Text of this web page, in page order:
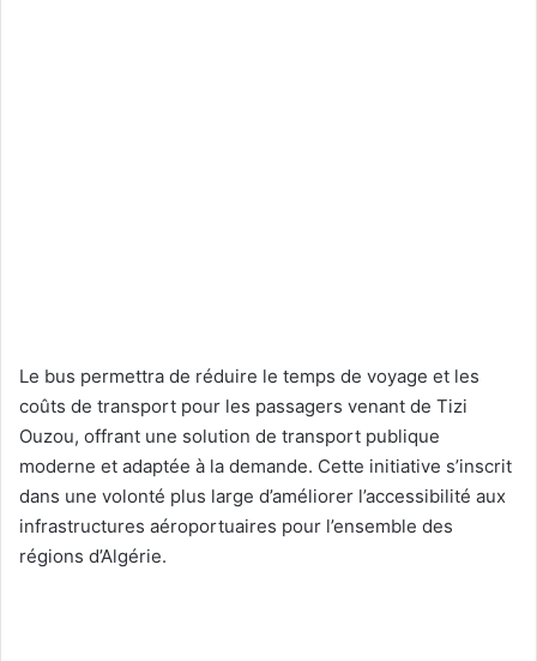
Le bus permettra de réduire le temps de voyage et les
coûts de transport pour les passagers venant de Tizi
Ouzou, offrant une solution de transport publique
moderne et adaptée à la demande. Cette initiative s’inscrit
dans une volonté plus large d’améliorer l’accessibilité aux
infrastructures aéroportuaires pour l’ensemble des
régions d’Algérie.